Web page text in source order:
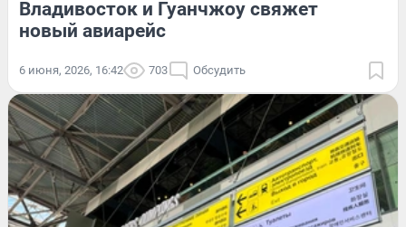
Владивосток и Гуанчжоу свяжет
новый авиарейс
6 июня, 2026, 16:42 703 Обсудить